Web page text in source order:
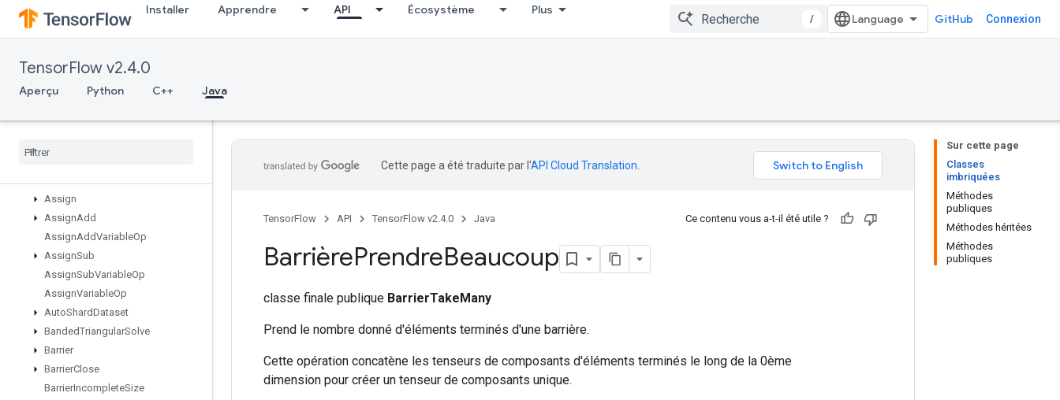
Installer Apprendre API Écosystème Plus
/ GitHub Connexion
TensorFlow v2.4.0
Aperçu Python C++ Java
AnonymousMemoryCache
AnonymousMultiDeviceIterator
or
AnonymousSeedGenerator
ApplyAdagradV2
Assign
AssignAdd
AssignAddVariableOp
AssignSub
AssignSubVariableOp
AssignVariableOp
AutoShardDataset
BandedTriangularSolve
Barrier
BarrierClose
BarrierIncompleteSize
Sur cette page
Classes
imbriquées
Méthodes
publiques
Méthodes héritées
Méthodes
publiques
Cette page a été traduite par l'API Cloud Translation
TensorFlow API TensorFlow v2.4.0 Java Ce contenu vous a-t-il été utile ?
BarrièrePrendreBeaucoup
classe finale publique BarrierTakeMany
Prend le nombre donné d'éléments terminés d'une barrière.
Cette opération concatène les tenseurs de composants d'éléments terminés le long de la 0ème
dimension pour créer un tenseur de composants unique.